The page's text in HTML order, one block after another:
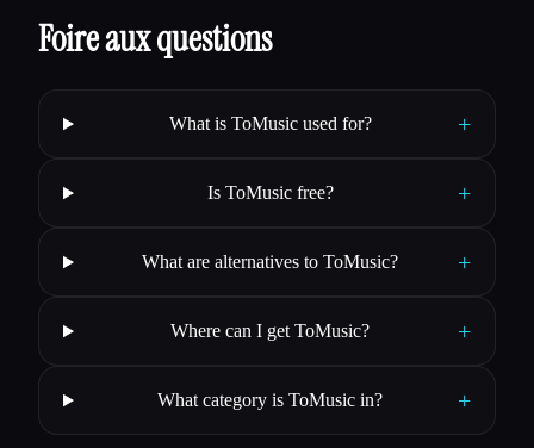
Foire aux questions
What is ToMusic used for? +
Is ToMusic free? +
What are alternatives to ToMusic? +
Where can I get ToMusic? +
What category is ToMusic in? +